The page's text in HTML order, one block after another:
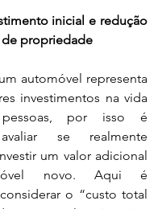
inicial e redução
propriedade
automóvel representa
investimentos na vida
por isso é
se realmente
um valor adicional
novo. Aqui é
o “custo total